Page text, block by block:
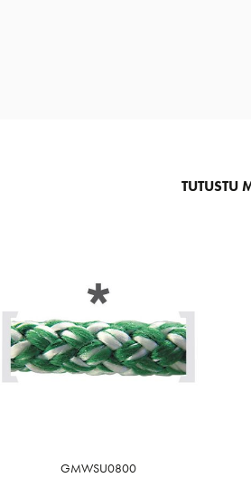
TUTUSTU
GMWSU0800